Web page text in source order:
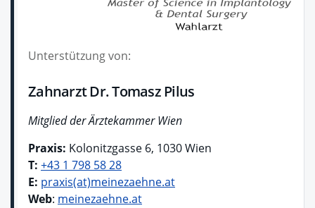
Unterstützung von:
Zahnarzt Dr. Tomasz Pilus
Mitglied der Ärztekammer Wien
Praxis: Kolonitzgasse 6, 1030 Wien
T: +43 1 798 58 28
E: praxis(at)meinezaehne.at
Web: meinezaehne.at